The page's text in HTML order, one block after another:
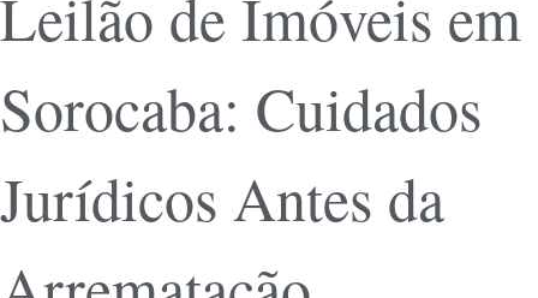
Leilão de Imóveis em
Sorocaba: Cuidados
Jurídicos Antes da